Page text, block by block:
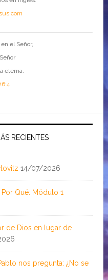
el Señor,
eterna.
RECIENTES
14/07/2026
Qué: Módulo 1
de Dios en lugar de
nos pregunta: ¿No se